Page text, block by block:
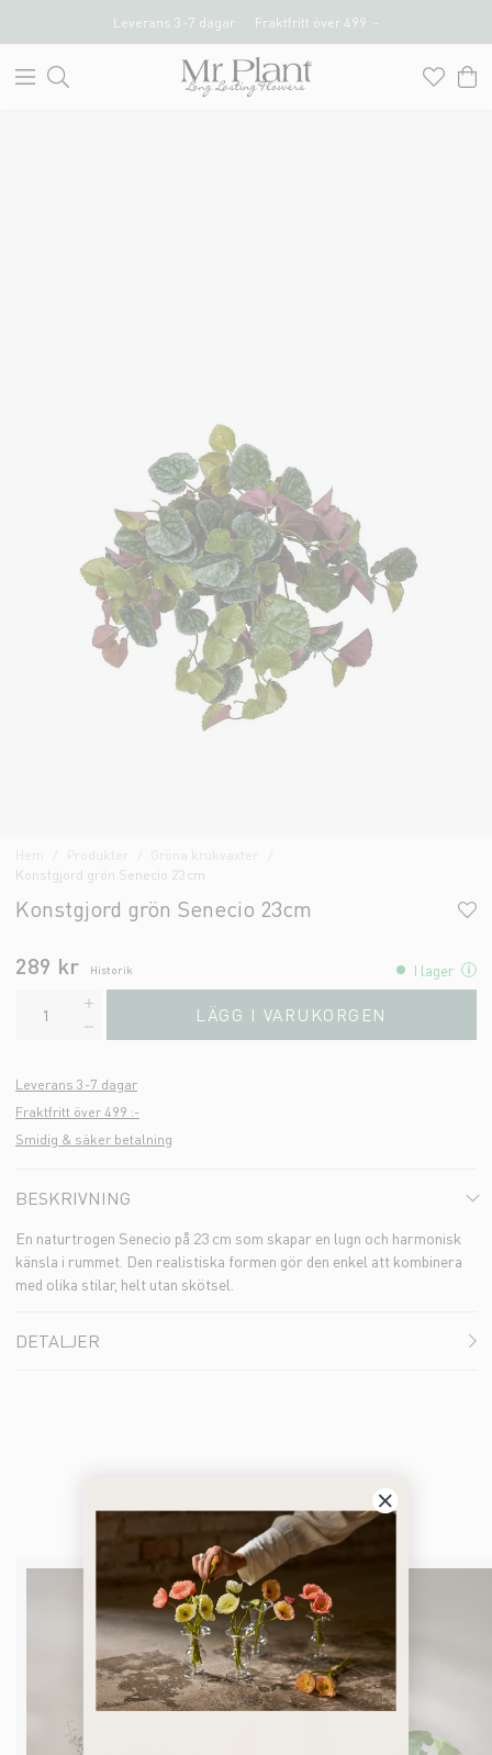
Leverans 3-7 dagar Fraktfritt över 499 :-
Hem Produkter
Gröna krukväxter
Konstgjord grön Senecio 23cm
Konstgjord grön Senecio 23cm
289 kr Historik I lager
LÄGG I VARUKORGEN
Leverans 3-7 dagar
Fraktfritt över 499 :-
Smidig & säker betalning
BESKRIVNING
En naturtrogen Senecio på 23 cm som skapar en lugn och harmonisk
känsla i rummet. Den realistiska formen gör den enkel att kombinera
med olika stilar, helt utan skötsel.
DETALJER
Du kanske också gillar